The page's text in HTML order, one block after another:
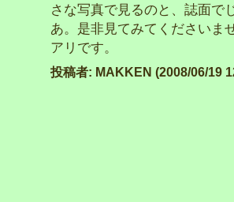
さな写真で見るのと、誌面で
あ。是非見てみてくださいま
アリです。
投稿者: MAKKEN (2008/06/19